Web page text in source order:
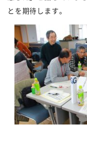
行事予定
プライバシーポリ
免責事項
とを期待します。